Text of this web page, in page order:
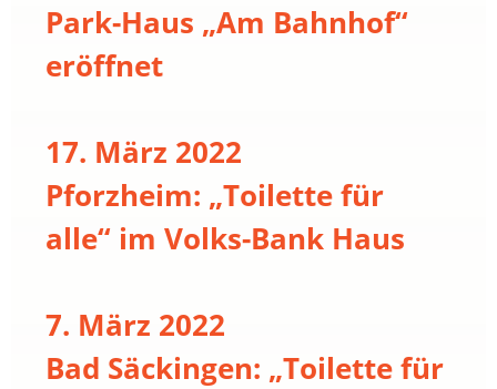
Park-Haus „Am Bahnhof“
eröffnet
17. März 2022
Pforzheim: „Toilette für
alle“ im Volks-Bank Haus
7. März 2022
Bad Säckingen: „Toilette für